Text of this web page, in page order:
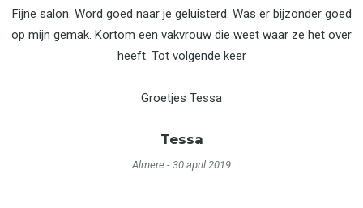
Fijne salon. Word goed naar je geluisterd. Was er bijzonder goed
op mijn gemak. Kortom een vakvrouw die weet waar ze het over
heeft. Tot volgende keer
Groetjes Tessa
Tessa
Almere - 30 april 2019